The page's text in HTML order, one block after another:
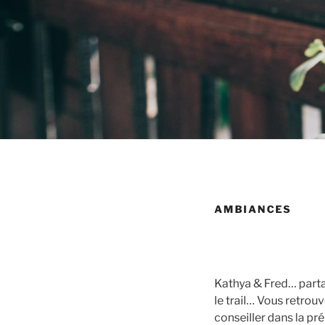
AMBIANCES
Kathya & Fred…
le trail… Vous
conseiller dans la